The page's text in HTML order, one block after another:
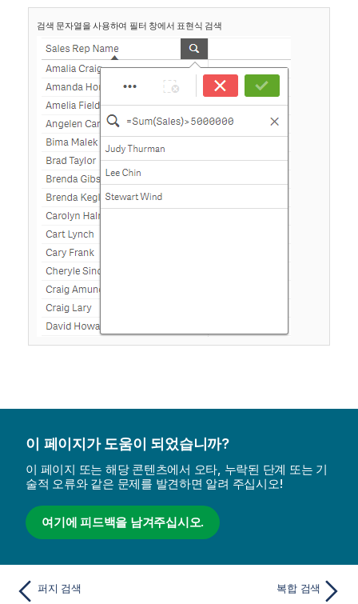
검색 문자열을 사용하여 필터 창에서 표현식 검색
이 페이지가 도움이 되었습니까?
이 페이지 또는 해당 콘텐츠에서 오타, 누락된 단계 또는 기
술적 오류와 같은 문제를 발견하면 알려 주십시오!
여기에 피드백을 남겨주십시오.
퍼지 검색 복합 검색